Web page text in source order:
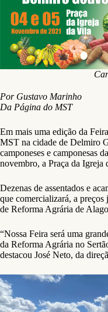
Por Gustavo Marinho
Da Página do MST
Em mais uma edição da
MST na cidade de Delmiro
camponeses e camponesas
novembro, a Praça da Igreja
Dezenas de assentados e
que comercializará, a preços
de Reforma Agrária de
“Nossa Feira será uma
da Reforma Agrária no
destacou José Neto, da